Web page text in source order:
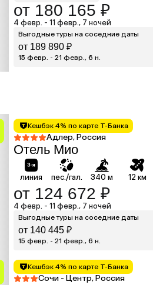
от 180 165 ₽
4 февр. - 11 февр., 7 ночей
Выгодные туры на соседние даты
от 189 890 ₽
15 февр. - 21 февр., 6 н.
Кешбэк 4% по карте Т-Банка
Адлер, Россия
Отель Мио
линия пес./гал. 340 м 12 км
от 124 672 ₽
4 февр. - 11 февр., 7 ночей
Выгодные туры на соседние даты
от 140 445 ₽
15 февр. - 21 февр., 6 н.
Кешбэк 4% по карте Т-Банка
Сочи - Центр, Россия